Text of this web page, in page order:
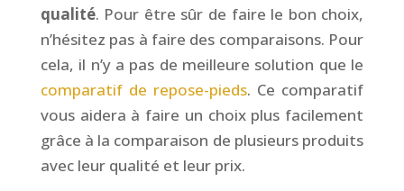
qualité. Pour être sûr de faire le bon choix,
n’hésitez pas à faire des comparaisons. Pour
cela, il n’y a pas de meilleure solution que le
comparatif de repose-pieds. Ce comparatif
vous aidera à faire un choix plus facilement
grâce à la comparaison de plusieurs produits
avec leur qualité et leur prix.